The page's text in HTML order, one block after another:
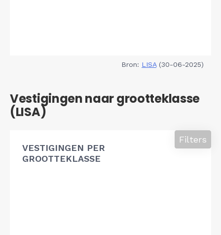
Bron: LISA(30-06-2025)
Vestigingen naar grootteklasse
(LISA)
VESTIGINGEN PER
GROOTTEKLASSE
Filters